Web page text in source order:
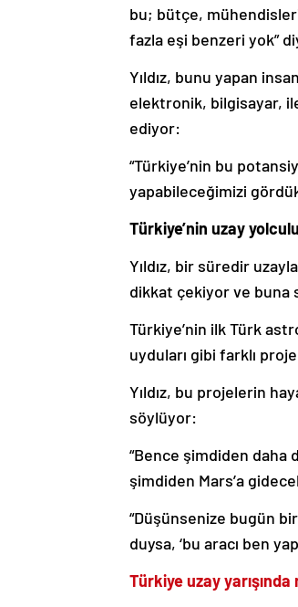
bu; bütçe,
fazla eşi benzeri yok”
Yıldız, bunu yapan
elektronik, bilgisayar,
ediyor:
“Türkiye’nin bu
yapabileceğimizi
Türkiye’nin uzay
Yıldız, bir süredir
dikkat çekiyor ve buna
Türkiye’nin ilk Türk
uyduları gibi farklı
Yıldız, bu projelerin
söylüyor:
“Bence şimdiden daha
şimdiden Mars’a
“Düşünsenize bugün
duysa, ‘bu aracı ben
Türkiye uzay